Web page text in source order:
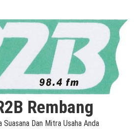
Rembang
Suasana Dan Mitra Usaha Anda